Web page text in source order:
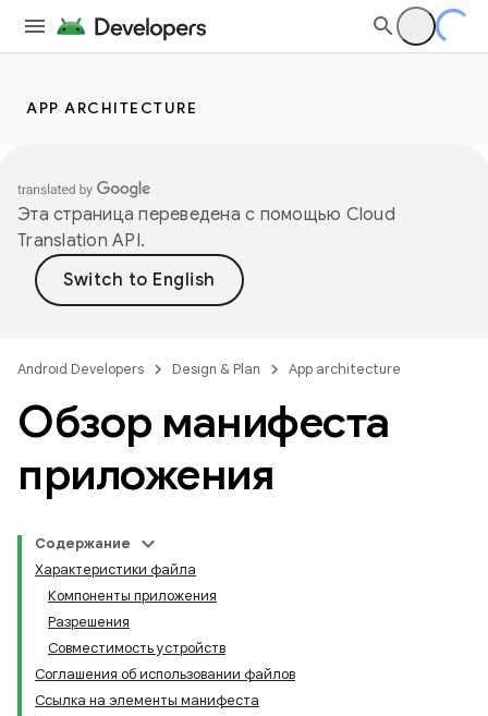
APP ARCHITECTURE
Эта страница переведена с помощью Cloud
Translation API.
Android Developers Design & Plan App architecture
Обзор манифеста
приложения
Содержание
Характеристики файла
Компоненты приложения
Разрешения
Совместимость устройств
Соглашения об использовании файлов
Ссылка на элементы манифеста